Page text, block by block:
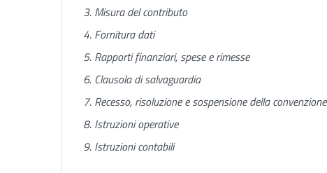
3. Misura del contributo
4. Fornitura dati
5. Rapporti finanziari, spese e rimesse
6. Clausola di salvaguardia
7. Recesso, risoluzione e sospensione della convenzione
8. Istruzioni operative
9. Istruzioni contabili